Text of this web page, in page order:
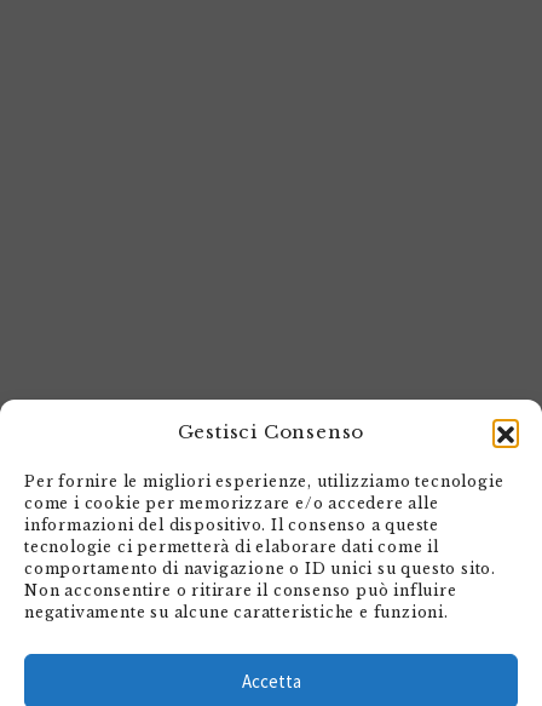
Gestisci Consenso
Per fornire le migliori esperienze, utilizziamo tecnologie
come i cookie per memorizzare e/o accedere alle
informazioni del dispositivo. Il consenso a queste
tecnologie ci permetterà di elaborare dati come il
comportamento di navigazione o ID unici su questo sito.
Non acconsentire o ritirare il consenso può influire
negativamente su alcune caratteristiche e funzioni.
Accetta